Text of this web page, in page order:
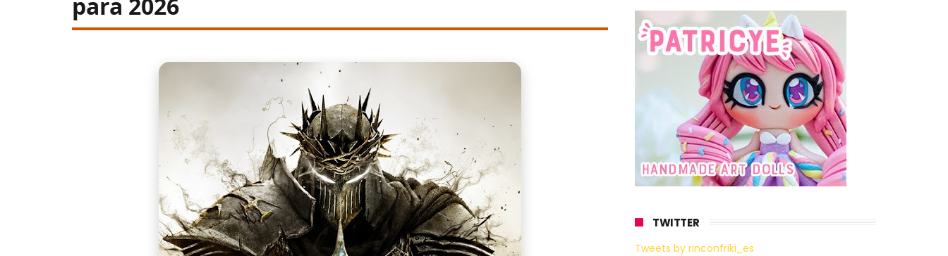
TWITTER
Tweets by rinconfriki_es